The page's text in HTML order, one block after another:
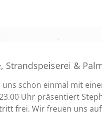
, Strandspeiserei &
schon einmal mit
Uhr präsentiert
frei. Wir freuen uns